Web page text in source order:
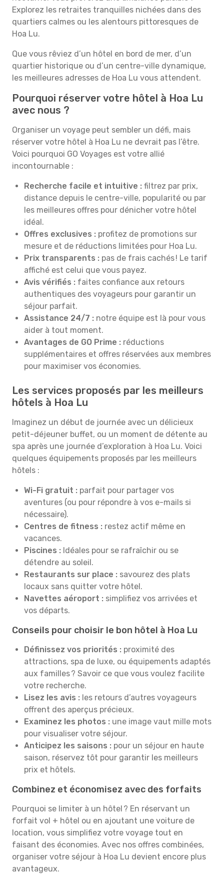
Explorez les retraites tranquilles nichées dans des
quartiers calmes ou les alentours pittoresques de
Hoa Lu.
Que vous rêviez d’un hôtel en bord de mer, d’un
quartier historique ou d’un centre-ville dynamique,
les meilleures adresses de Hoa Lu vous attendent.
Pourquoi réserver votre hôtel à Hoa Lu
avec nous ?
Organiser un voyage peut sembler un défi, mais
réserver votre hôtel à Hoa Lu ne devrait pas l’être.
Voici pourquoi GO Voyages est votre allié
incontournable :
Recherche facile et intuitive : filtrez par prix,
distance depuis le centre-ville, popularité ou par
les meilleures offres pour dénicher votre hôtel
idéal.
Offres exclusives : profitez de promotions sur
mesure et de réductions limitées pour Hoa Lu.
Prix transparents : pas de frais cachés ! Le tarif
affiché est celui que vous payez.
Avis vérifiés : faites confiance aux retours
authentiques des voyageurs pour garantir un
séjour parfait.
Assistance 24/7 : notre équipe est là pour vous
aider à tout moment.
Avantages de GO Prime : réductions
supplémentaires et offres réservées aux membres
pour maximiser vos économies.
Les services proposés par les meilleurs
hôtels à Hoa Lu
Imaginez un début de journée avec un délicieux
petit-déjeuner buffet, ou un moment de détente au
spa après une journée d’exploration à Hoa Lu. Voici
quelques équipements proposés par les meilleurs
hôtels :
Wi-Fi gratuit : parfait pour partager vos
aventures (ou pour répondre à vos e-mails si
nécessaire).
Centres de fitness : restez actif même en
vacances.
Piscines : Idéales pour se rafraîchir ou se
détendre au soleil.
Restaurants sur place : savourez des plats
locaux sans quitter votre hôtel.
Navettes aéroport : simplifiez vos arrivées et
vos départs.
Conseils pour choisir le bon hôtel à Hoa Lu
Définissez vos priorités : proximité des
attractions, spa de luxe, ou équipements adaptés
aux familles ? Savoir ce que vous voulez facilite
votre recherche.
Lisez les avis : les retours d’autres voyageurs
offrent des aperçus précieux.
Examinez les photos : une image vaut mille mots
pour visualiser votre séjour.
Anticipez les saisons : pour un séjour en haute
saison, réservez tôt pour garantir les meilleurs
prix et hôtels.
Combinez et économisez avec des forfaits
Pourquoi se limiter à un hôtel ? En réservant un
forfait vol + hôtel ou en ajoutant une voiture de
location, vous simplifiez votre voyage tout en
faisant des économies. Avec nos offres combinées,
organiser votre séjour à Hoa Lu devient encore plus
avantageux.